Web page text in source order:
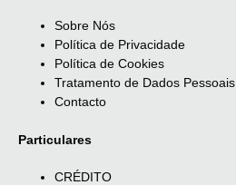
Sobre Nós
Política de Privacidade
Política de Cookies
Tratamento de Dados Pessoais
Contacto
Particulares
CRÉDITO